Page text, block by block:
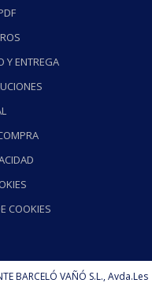
Y ENTREGA
COOKIES
BARCELÓ VAÑÓ S.L.,Avda.Les